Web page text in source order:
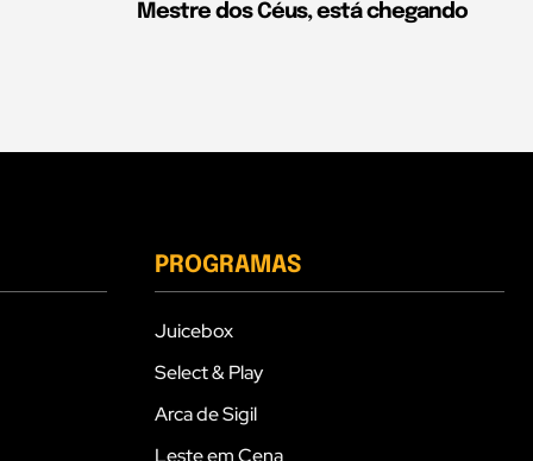
Mestre dos Céus, está chegando
PROGRAMAS
Juicebox
Select & Play
Arca de Sigil